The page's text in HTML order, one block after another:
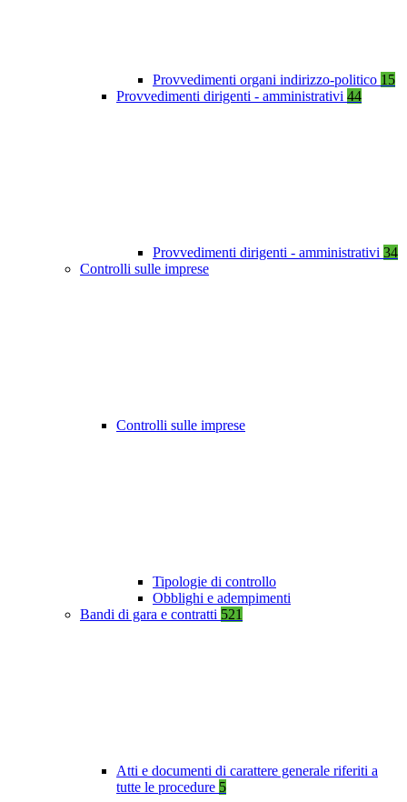
Provvedimenti organi indirizzo-politico 15
Provvedimenti dirigenti - amministrativi 44
Provvedimenti dirigenti - amministrativi 34
Controlli sulle imprese
Controlli sulle imprese
Tipologie di controllo
Obblighi e adempimenti
Bandi di gara e contratti 521
Atti e documenti di carattere generale riferiti a
tutte le procedure 5